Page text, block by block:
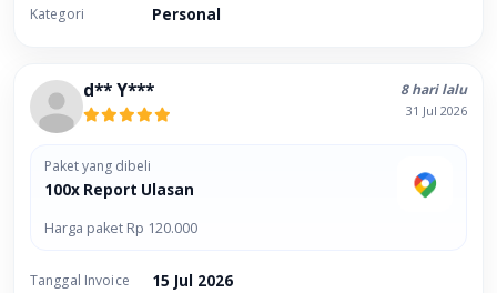
Kategori Personal
d** Y*** 8 hari lalu
31 Jul 2026
Paket yang dibeli
100x Report Ulasan
Harga paket Rp 120.000
Tanggal Invoice 15 Jul 2026